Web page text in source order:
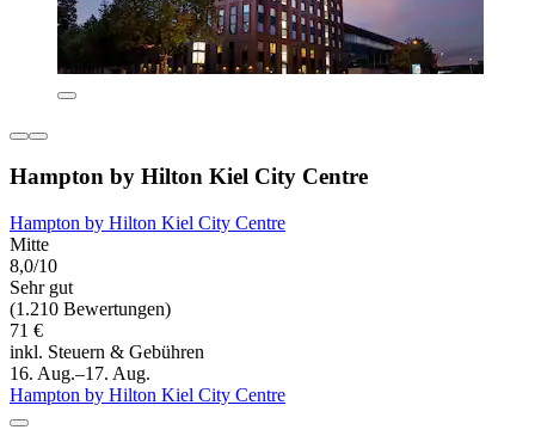
Hampton by Hilton Kiel City Centre
Hampton by Hilton Kiel City Centre
Mitte
8,0/10
Sehr gut
(1.210 Bewertungen)
71 €
inkl. Steuern & Gebühren
16. Aug.–17. Aug.
Hampton by Hilton Kiel City Centre